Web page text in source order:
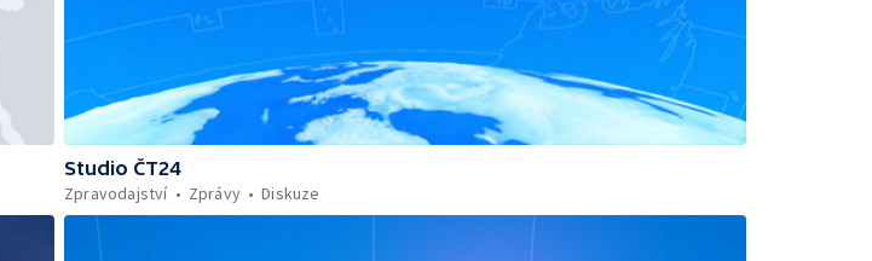
Studio ČT24
Zpravodajství
Zprávy Diskuze